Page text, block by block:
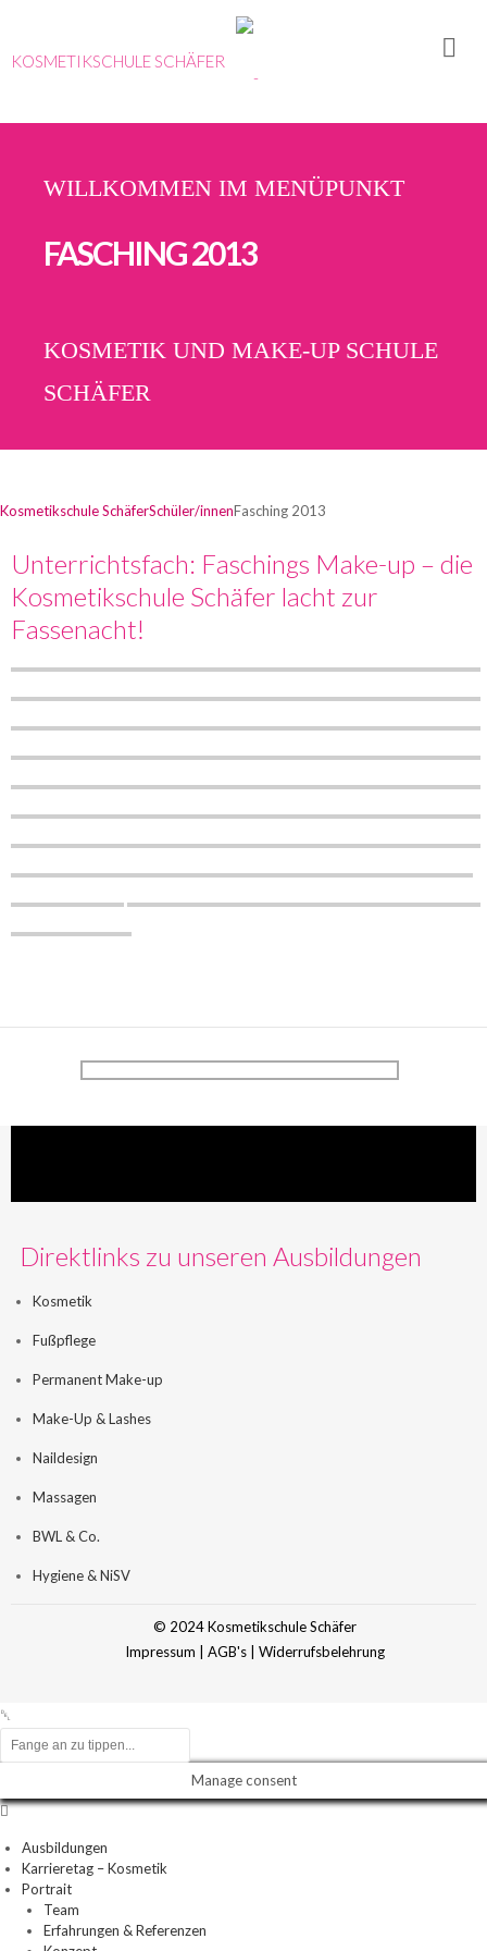
KOSMETIKSCHULE SCHÄFER
WILLKOMMEN IM MENÜPUNKT
FASCHING 2013
KOSMETIK UND MAKE-UP SCHULE
SCHÄFER
Kosmetikschule SchäferSchüler/innenFasching 2013
Unterrichtsfach: Faschings Make-up – die
Kosmetikschule Schäfer lacht zur
Fassenacht!
Direktlinks zu unseren Ausbildungen
Kosmetik
Fußpflege
Permanent Make-up
Make-Up & Lashes
Naildesign
Massagen
BWL & Co.
Hygiene & NiSV
© 2024 Kosmetikschule Schäfer
Impressum
AGB's| Widerrufsbelehrung
Manage consent
Ausbildungen
Karrieretag – Kosmetik
Portrait
Team
Erfahrungen & Referenzen